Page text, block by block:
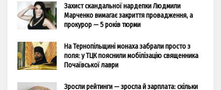
Захист скандальної нардепки Людмили
Марченко вимагає закриття провадження, а
прокурор — 5 років тюрми
На Тернопільщині монаха забрали просто з
поля: у ТЦК пояснили мобілізацію священника
Почаївської лаври
Зросли рейтинги — зросла й зарплата: скільки